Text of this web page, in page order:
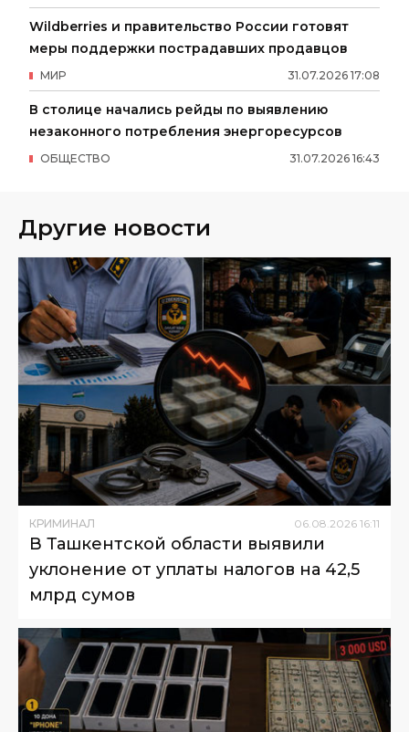
Wildberries и правительство России готовят
меры поддержки пострадавших продавцов
31.07.2026 17:08
МИР
В столице начались рейды по выявлению
незаконного потребления энергоресурсов
31.07.2026 16:43
ОБЩЕСТВО
Другие новости
КРИМИНАЛ 06.08.2026 16:11
В Ташкентской области выявили
уклонение от уплаты налогов на 42,5
млрд сумов